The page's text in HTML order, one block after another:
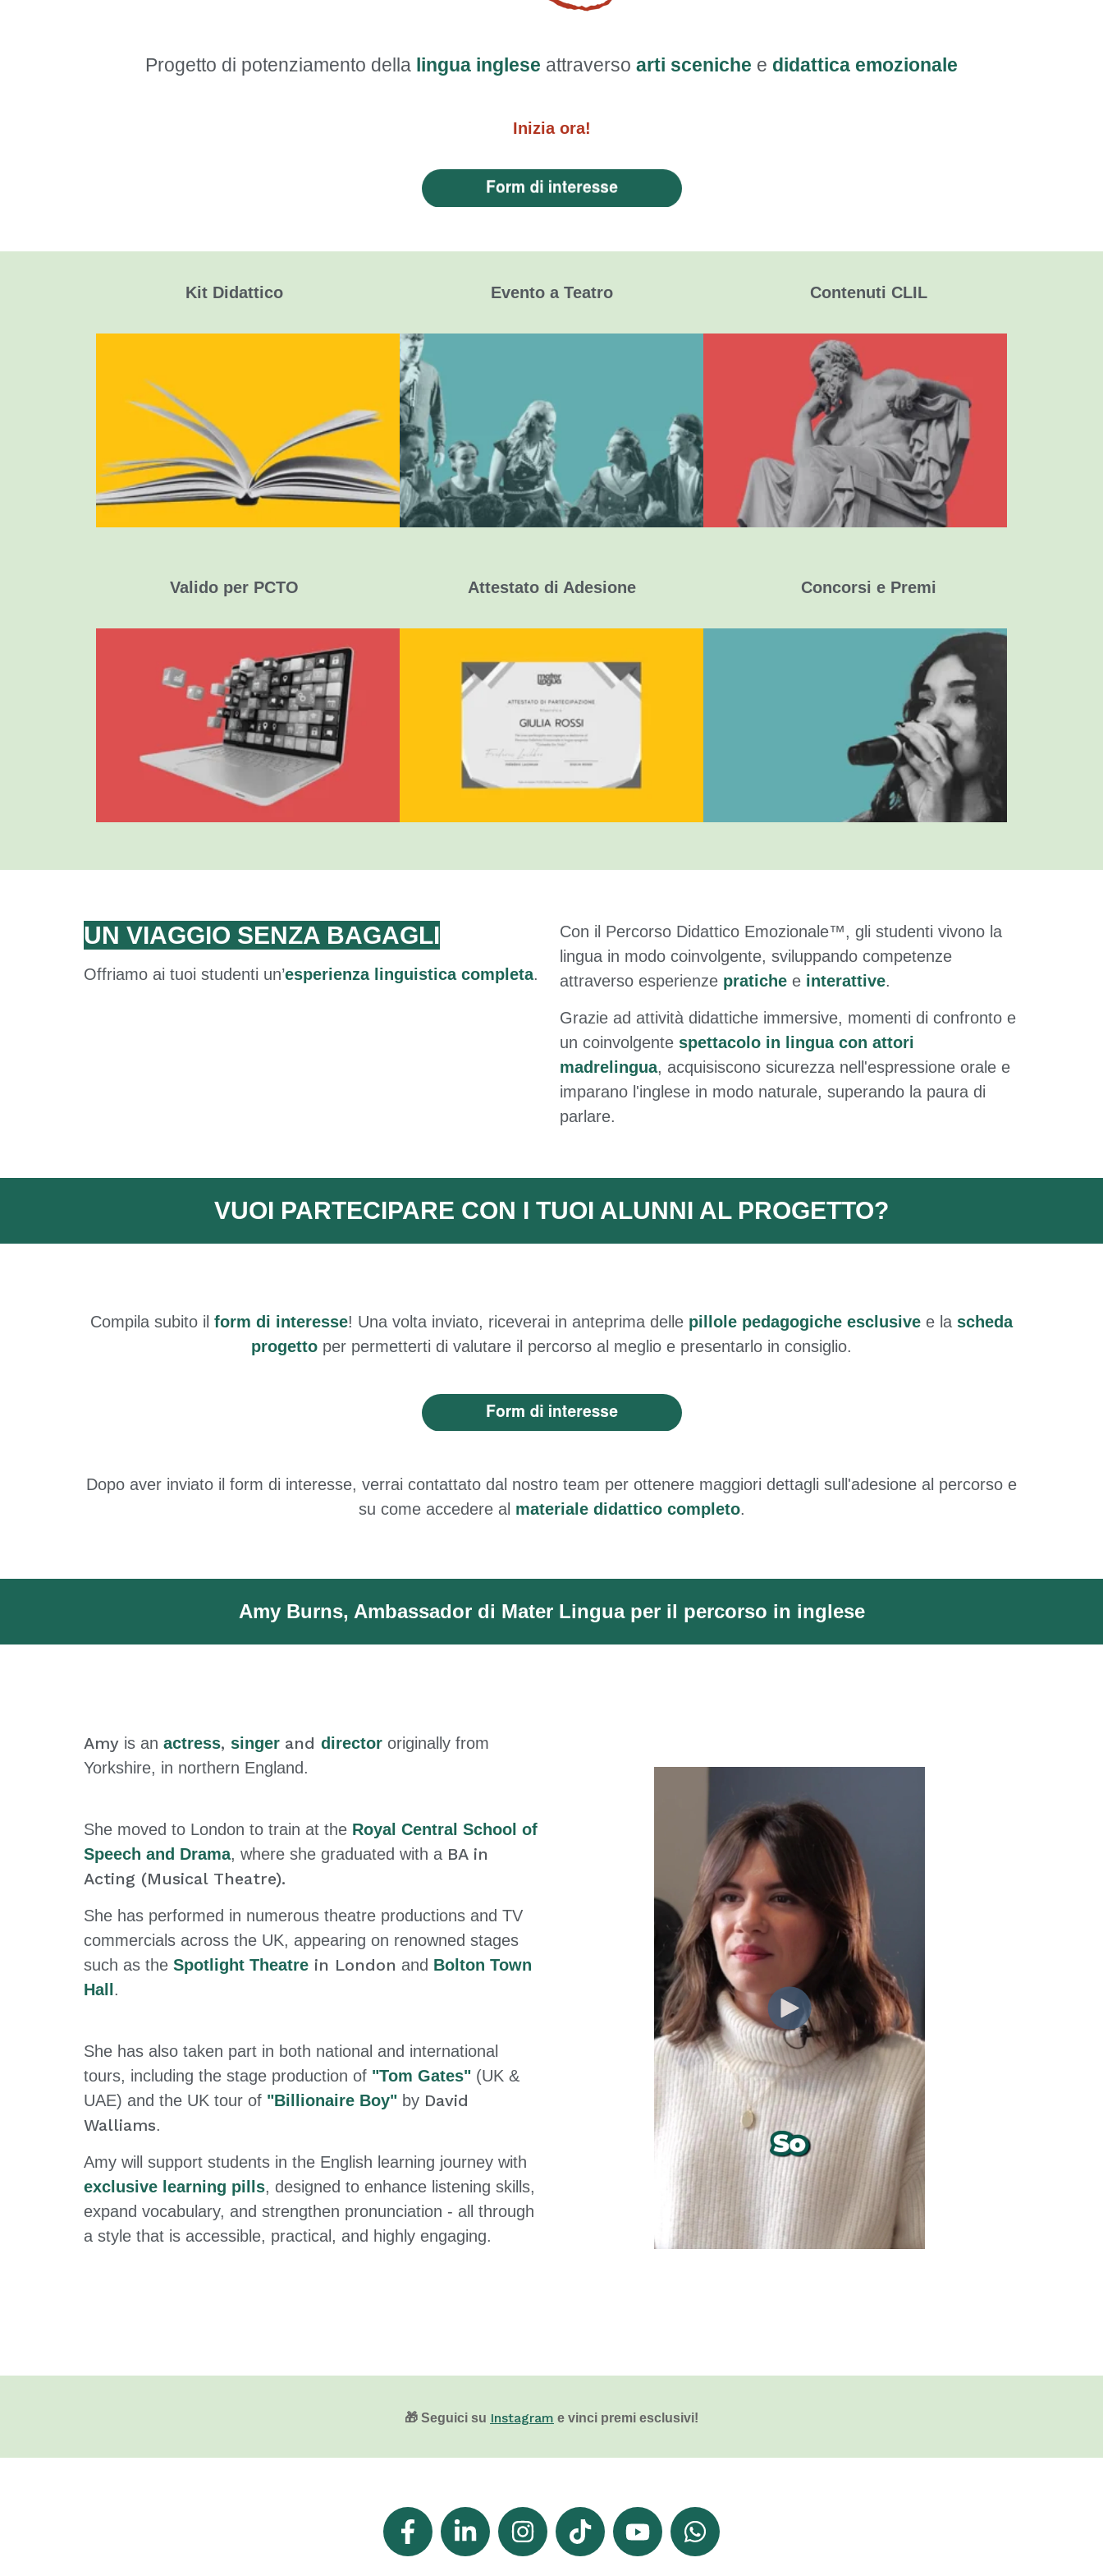
Progetto di potenziamento della lingua inglese attraverso arti sceniche e didattica emozionale
Inizia ora!
Kit Didattico Evento a Teatro Contenuti CLIL
Esercizi linguistici (livelli A1–C1)
Playlist musicali tratte dallo spettacolo
Giochi di ruoloe attività teatrali
Opera originale con attori madrelingua
Dialogo interattivo in lingua inglese
Letteratura in chiave moderna
Schede Tematiche Interdisciplinari
Stimoli per la produzione scritta e orale
in chiave CLIL
Valido per PCTO Attestato di Adesione Concorsi e Premi
Competenze trasversali
in contesto creativo
Fino a un massimo
di 80 ore complessive
Certificati Nominativi
in formato PDF
Viaggi all'estero
UN VIAGGIO SENZA BAGAGLI
Offriamo ai tuoi studenti un’esperienza linguistica completa.
Con il Percorso Didattico Emozionale™, gli studenti vivono la
lingua in modo coinvolgente, sviluppando competenze
attraverso esperienze pratiche e interattive.
Grazie ad attività didattiche immersive, momenti di confronto e
un coinvolgente spettacolo in lingua con attori
madrelingua, acquisiscono sicurezza nell'espressione orale e
imparano l'inglese in modo naturale, superando la paura di
parlare.
VUOI PARTECIPARE CON I TUOI ALUNNI AL PROGETTO?
Compila subito il form di interesse! Una volta inviato, riceverai in anteprima delle pillole pedagogiche esclusive e la scheda
progetto per permetterti di valutare il percorso al meglio e presentarlo in consiglio.
Dopo aver inviato il form di interesse, verrai contattato dal nostro team per ottenere maggiori dettagli sull'adesione al percorso e
su come accedere al materiale didattico completo.
Amy Burns, Ambassador di Mater Lingua per il percorso in inglese
Amy is an actress, singer and director originally from
Yorkshire, in northern England.
She moved to London to train at the Royal Central School of
Speech and Drama, where she graduated with a BA in
Acting (Musical Theatre).
She has performed in numerous theatre productions and TV
commercials across the UK, appearing on renowned stages
such as the Spotlight Theatre in London and Bolton Town
Hall .
She has also taken part in both national and international
tours, including the stage production of "Tom Gates" (UK &
UAE) and the UK tour of "Billionaire Boy" by David
Walliams.
Amy will support students in the English learning journey with
exclusive learning pills, designed to enhance listening skills,
expand vocabulary, and strengthen pronunciation - all through
a style that is accessible, practical, and highly engaging.
🎁 Seguici su Instagram e vinci premi esclusivi!
Facebook
F
LinkedIn
In
Instagram TikTok YouTube
What's
App